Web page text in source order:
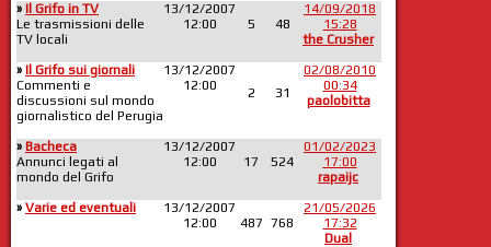
» Il Grifo in TV
Le trasmissioni delle
TV locali
13/12/2007
12:00
5 48
14/09/2018
15:28
the Crusher
» Il Grifo sui giornali
Commenti e
discussioni sul mondo
giornalistico del Perugia
13/12/2007
12:00
2 31
02/08/2010
00:34
paolobitta
» Bacheca
Annunci legati al
mondo del Grifo
13/12/2007
12:00
17 524
01/02/2023
17:00
rapaijc
» Varie ed eventuali
13/12/2007
12:00
487 768
21/05/2026
17:32
Dual